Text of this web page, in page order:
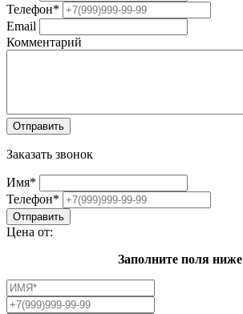
Телефон*
Email
Комментарий
Заказать звонок
Имя*
Телефон*
Цена от:
Заполните поля ниже